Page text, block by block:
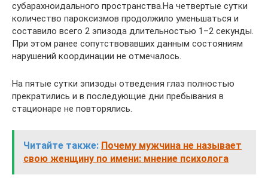
субарахноидального пространства.На четвертые сутки
количество пароксизмов продолжило уменьшаться и
составило всего 2 эпизода длительностью 1–2 секунды.
При этом ранее сопутствовавших данным состояниям
нарушений координации не отмечалось.
На пятые сутки эпизоды отведения глаз полностью
прекратились и в последующие дни пребывания в
стационаре не повторялись.
Читайте также: Почему мужчина не называет
свою женщину по имени: мнение психолога